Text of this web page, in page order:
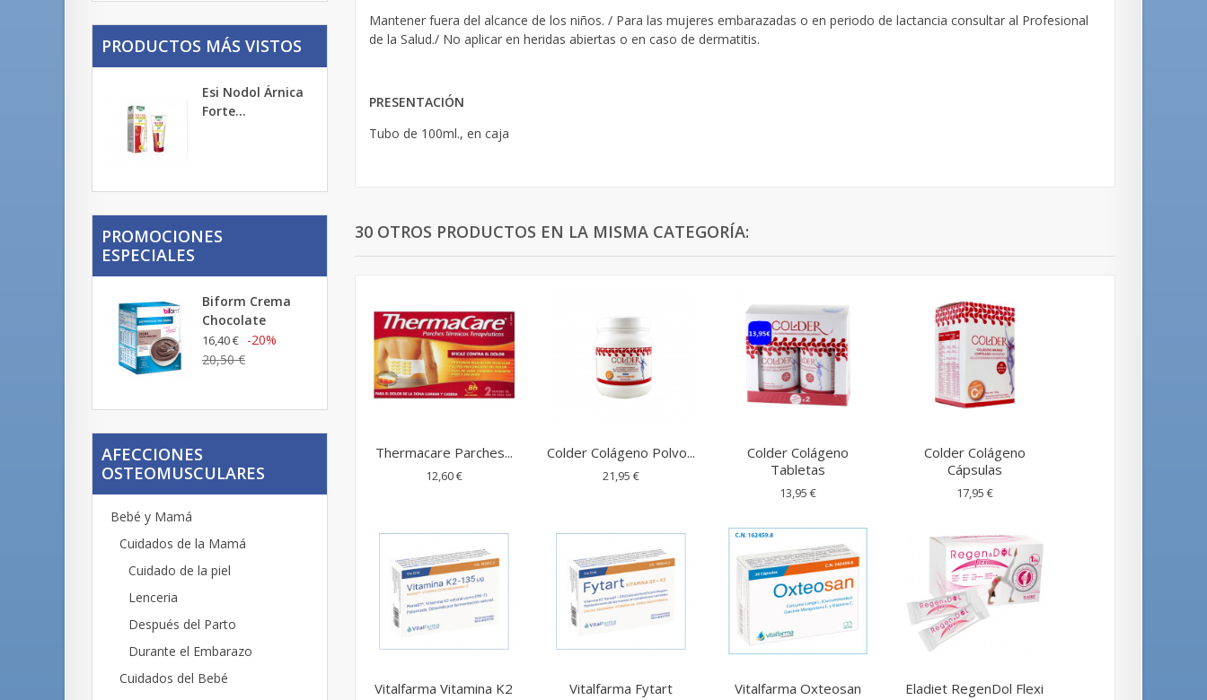
PRODUCTOS MÁS VISTOS
Esi Nodol Árnica
Forte...
PROMOCIONES
ESPECIALES
Biform Crema
Chocolate
16,40 € -20%
20,50 €
AFECCIONES
OSTEOMUSCULARES
Bebé y Mamá
Cuidados de la Mamá
Cuidado de la piel
Lenceria
Después del Parto
Durante el Embarazo
Cuidados del Bebé
Mantener fuera del alcance de los niños. / Para las mujeres embarazadas o en periodo de lactancia consultar al Profesional
de la Salud./ No aplicar en heridas abiertas o en caso de dermatitis.
PRESENTACIÓN
Tubo de 100ml., en caja
30 OTROS PRODUCTOS EN LA MISMA CATEGORÍA:
Thermacare Parches...
12,60 €
Colder Colágeno Polvo...
21,95 €
Colder Colágeno
Tabletas
13,95 €
Colder Colágeno
Cápsulas
17,95 €
Vitalfarma Vitamina K2 Vitalfarma Fytart Vitalfarma Oxteosan Eladiet RegenDol Flexi